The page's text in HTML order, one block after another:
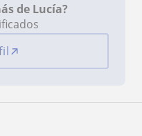
de Lucía?